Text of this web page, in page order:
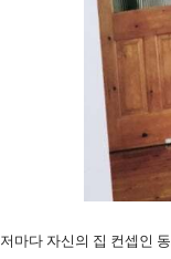
저마다 자신의 집 컨셉인